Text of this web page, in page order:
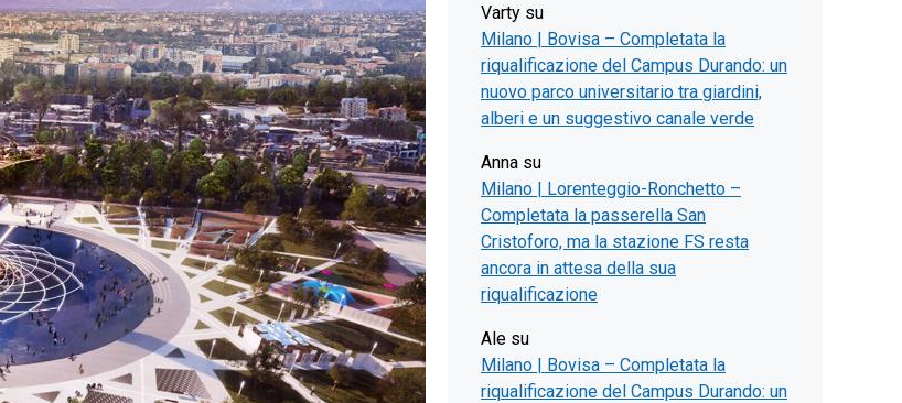
Varty su
Milano | Bovisa – Completata la
riqualificazione del Campus Durando: un
nuovo parco universitario tra giardini,
alberi e un suggestivo canale verde
Anna su
Milano | Lorenteggio-Ronchetto –
Completata la passerella San
Cristoforo, ma la stazione FS resta
ancora in attesa della sua
riqualificazione
Ale su
Milano | Bovisa – Completata la
riqualificazione del Campus Durando: un